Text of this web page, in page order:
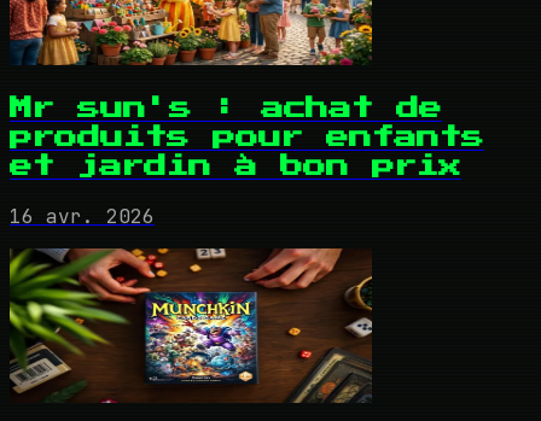
Mr sun's : achat de
produits pour enfants
et jardin à bon prix
16 avr. 2026